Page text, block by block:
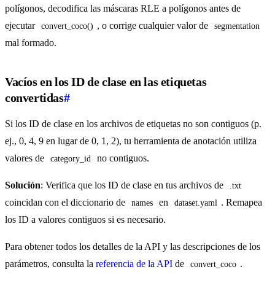
polígonos, decodifica las máscaras RLE a polígonos antes de
ejecutar convert_coco() , o corrige cualquier valor de segmentation
mal formado.
Vacíos en los ID de clase en las etiquetas
convertidas#
Si los ID de clase en los archivos de etiquetas no son contiguos (p.
ej., 0, 4, 9 en lugar de 0, 1, 2), tu herramienta de anotación utiliza
valores de
category_id no contiguos.
Solución: Verifica que los ID de clase en tus archivos de .txt
coincidan con el diccionario de names en dataset.yaml . Remapea
los ID a valores contiguos si es necesario.
Para obtener todos los detalles de la API y las descripciones de los
parámetros, consulta la referencia de la API de convert_coco .